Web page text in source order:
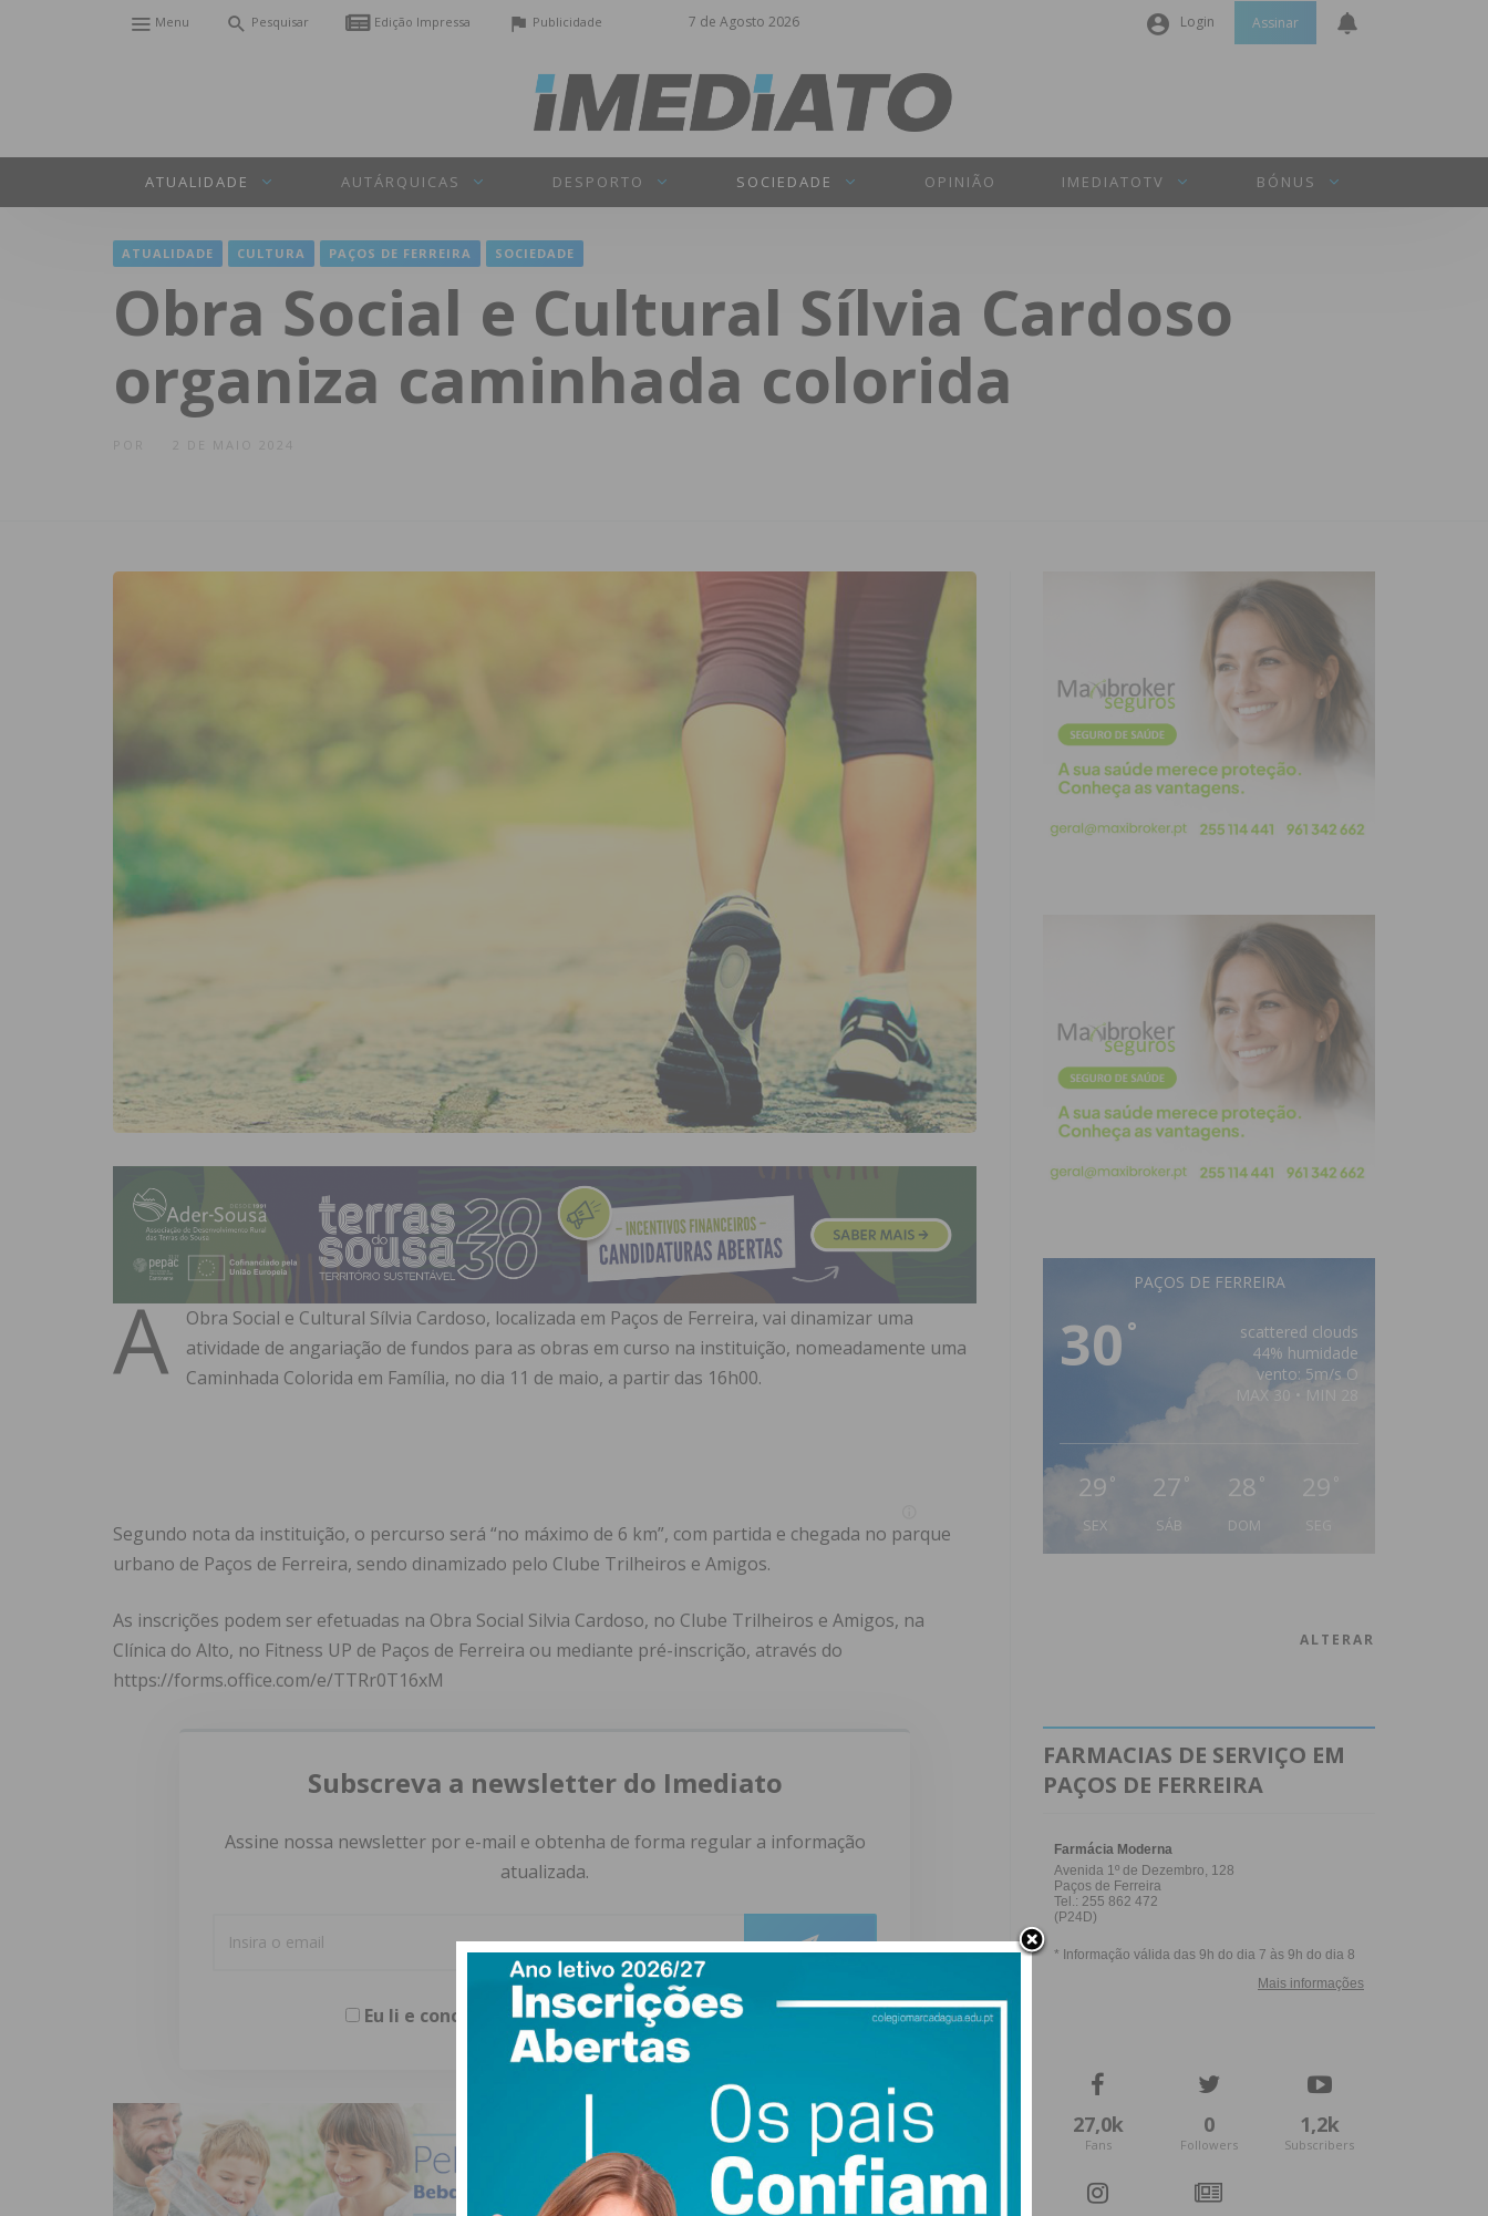
7 de Agosto 2026
Menu Pesquisar Edição Impressa Publicidade Login
Senha
INICIAR SESSÃO
Assinar
ATUALIDADE AUTÁRQUICAS DESPORTO SOCIEDADE OPINIÃO IMEDIATOTV BÓNUS
ATUALIDADE CULTURA PAÇOS DE FERREIRA SOCIEDADE
Obra Social e Cultural Sílvia Cardoso
organiza caminhada colorida
2 DE MAIO 2024
A
Obra Social e Cultural Sílvia Cardoso, localizada em Paços de Ferreira, vai dinamizar uma
atividade de angariação de fundos para as obras em curso na instituição, nomeadamente uma
Caminhada Colorida em Família, no dia 11 de maio, a partir das 16h00.
Segundo nota da instituição, o percurso será “no máximo de 6 km”, com partida e chegada no parque
urbano de Paços de Ferreira, sendo dinamizado pelo Clube Trilheiros e Amigos.
As inscrições podem ser efetuadas na Obra Social Silvia Cardoso, no Clube Trilheiros e Amigos, na
Clínica do Alto, no Fitness UP de Paços de Ferreira ou mediante pré-inscrição, através do
https://forms.office.com/e/TTRr0T16xM
Subscreva a newsletter do Imediato
Assine nossa newsletter por e-mail e obtenha de forma regular a informação
atualizada.
Eu li e concordo com ostermos e condições
PAÇOS DE FERREIRA
30 °
scattered clouds
44% humidade
vento: 5m/s O
MAX 30 • MIN 28
29 °
SEX
27 °
SÁB
28 °
DOM
29 °
ALTERAR
FARMACIAS DE SERVIÇO EM
PAÇOS DE FERREIRA
27,0k
Fans
0
Followers
1,2k
Subscribers